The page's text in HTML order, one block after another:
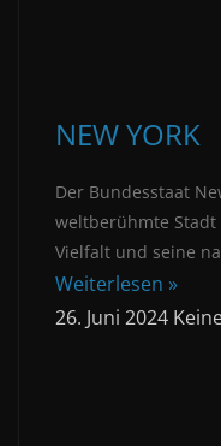
NEW YORK
Der Bundesstaat
weltberühmte Stadt
Vielfalt und seine
Weiterlesen »
26. Juni 2024